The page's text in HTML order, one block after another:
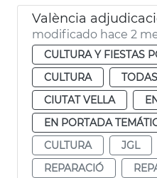
modificado hace 2
CULTURA Y FIESTAS
CULTURA
CIUTAT VELLA
EN PORTADA
CULTURA
JGL
REPARACIÓ